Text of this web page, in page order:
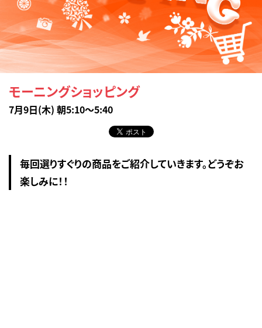
モーニングショッピング
7月9日(木) 朝5:10～5:40
毎回選りすぐりの商品をご紹介していきます。どうぞお
楽しみに！！